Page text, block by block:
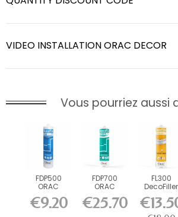
VIDEO INSTALLATION ORAC DECOR
Vous pourriez aussi
FDP500
ORAC
DecoFix Pro
310 ml
€9.20
FDP700
ORAC
DecoFix
Power 290
ml
€25.70
FL300
DecoFiller